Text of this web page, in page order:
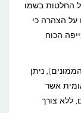
החלטות בשמו
הצהרה כי
הכוח
ניתן
אשר
ללא צורך